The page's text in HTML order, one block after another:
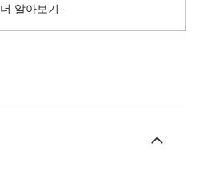
더 알아보기